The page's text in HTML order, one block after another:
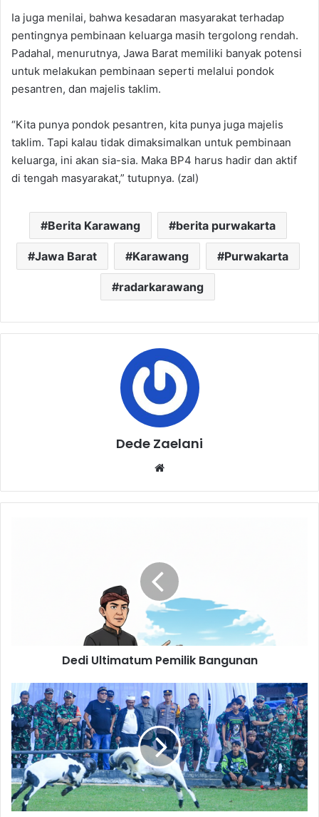
Ia juga menilai, bahwa kesadaran masyarakat terhadap
pentingnya pembinaan keluarga masih tergolong rendah.
Padahal, menurutnya, Jawa Barat memiliki banyak potensi
untuk melakukan pembinaan seperti melalui pondok
pesantren, dan majelis taklim.
“Kita punya pondok pesantren, kita punya juga majelis
taklim. Tapi kalau tidak dimaksimalkan untuk pembinaan
keluarga, ini akan sia-sia. Maka BP4 harus hadir dan aktif
di tengah masyarakat,” tutupnya. (zal)
Berita Karawang berita purwakarta
Jawa Barat Karawang Purwakarta
radarkarawang
Dede Zaelani
Dedi Ultimatum Pemilik Bangunan
Adu
Ketangkasan
Domba
Garut